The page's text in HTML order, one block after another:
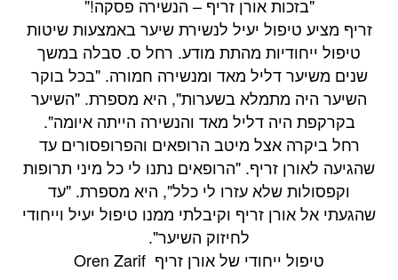
"בזכות אורן זריף – הנשירה פסקה!"
זריף מציע טיפול יעיל לנשירת שיער באמצעות שיטות
טיפול ייחודיות מהתת מודע. רחל ס. סבלה במשך
שנים משיער דליל מאד ומנשירה חמורה. "בכל בוקר
השיער היה מתמלא בשערות", היא מספרת. "השיער
בקרקפת היה דליל מאד והנשירה הייתה איומה".
רחל ביקרה אצל מיטב הרופאים והפרופסורים עד
שהגיעה לאורן זריף. "הרופאים נתנו לי כל מיני תרופות
וקפסולות שלא עזרו לי כלל", היא מספרת. "עד
שהגעתי אל אורן זריף וקיבלתי ממנו טיפול יעיל וייחודי
לחיזוק השיער".
טיפול ייחודי של אורן זריף Oren Zarif